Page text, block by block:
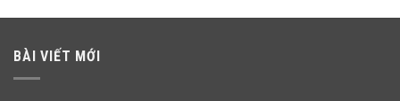
BÀI VIẾT MỚI